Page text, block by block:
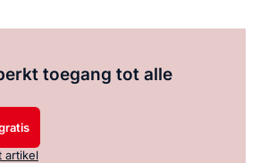
toegang tot alle
artikel